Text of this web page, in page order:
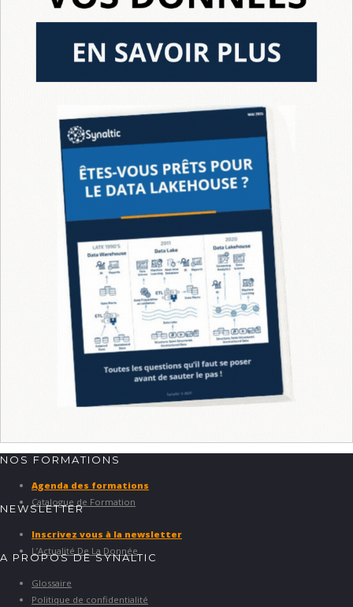
NOS FORMATIONS
Agenda des formations
Catalogue de Formation
NEWSLETTER
Inscrivez vous à la newsletter
L’Actualité De La Donnée
A PROPOS DE SYNALTIC
Glossaire
Politique de confidentialité